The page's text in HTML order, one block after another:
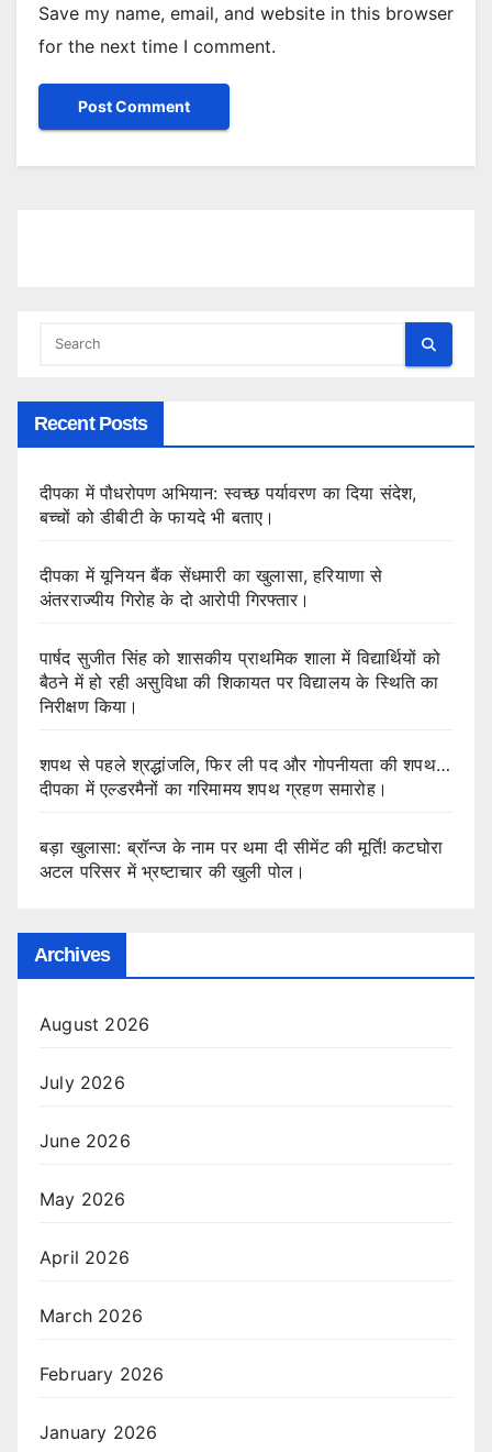
Save my name, email, and website in this browser
for the next time I comment.
Recent Posts
दीपका में पौधरोपण अभियान: स्वच्छ पर्यावरण का दिया संदेश,
बच्चों को डीबीटी के फायदे भी बताए।
दीपका में यूनियन बैंक सेंधमारी का खुलासा, हरियाणा से
अंतरराज्यीय गिरोह के दो आरोपी गिरफ्तार।
पार्षद सुजीत सिंह को शासकीय प्राथमिक शाला में विद्यार्थियों को
बैठने में हो रही असुविधा की शिकायत पर विद्यालय के स्थिति का
निरीक्षण किया।
शपथ से पहले श्रद्धांजलि, फिर ली पद और गोपनीयता की शपथ…
दीपका में एल्डरमैनों का गरिमामय शपथ ग्रहण समारोह।
बड़ा खुलासा: ब्रॉन्ज के नाम पर थमा दी सीमेंट की मूर्ति! कटघोरा
अटल परिसर में भ्रष्टाचार की खुली पोल।
Archives
August 2026
July 2026
June 2026
May 2026
April 2026
March 2026
February 2026
January 2026